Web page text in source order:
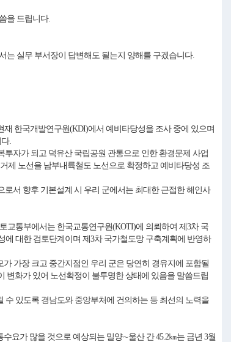
을 드립니다.
는 실무 부서장이 답변해도 될는지 양해를 구겠습니다.
한국개발연구원(KDI)에서 예비타당성을 조사 중에 있으며
.
자가 되고 덕유산 국립공원 관통으로 인한 환경문제 사업
제 노선을 남부내륙철도 노선으로 확정하고 예비타당성 조
서 향후 기본설계 시 우리 군에서는 최대한 근접한 해인사
교통부에서는 한국교통연구원(KOTI)에 의뢰하여 제3차 국
에 대한 검토단계이며 제3차 국가철도망 구축계획에 반영하
가장 크고 중간지점인 우리 군은 당연히 경유지에 포함될
변화가 있어 노선확정이 불투명한 상태에 있음을 말씀드립
있도록 경남도와 중앙부처에 건의하는 등 최선의 노력을
요가 많을 것으로 예상되는 밀양∼울산 간 45.2㎞는 금년 3월